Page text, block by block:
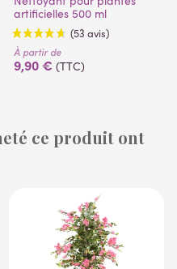
artificielles 500 ml
À partir de
9,90 € (TTC)
ce produit ont